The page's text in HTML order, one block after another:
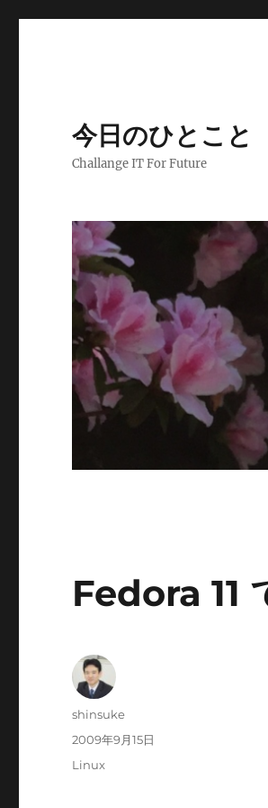
今日のひとこと
Challange IT For Future
Fedora 11
投
shinsuke
投
稿
2009年9月15日
カ
Linux